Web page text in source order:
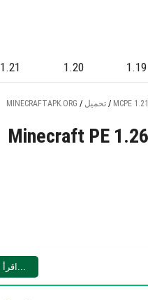
1.21 1.20 1.19
MINECRAFTAPK.ORG / تحميل / MCPE 1.21
اقرأ المزيد...